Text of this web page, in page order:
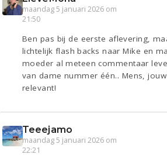
maandag 5 januari 2026 om
21:50
Ben pas bij de eerste aflevering,
lichtelijk flash backs naar Mike en
moeder al meteen commentaar
van dame nummer één.. Mens,
relevant!
Teeejamo
maandag 5 januari 2026 om
22:21